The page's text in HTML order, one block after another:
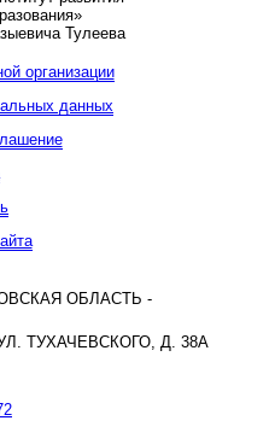
Тулеева
организации
данных
ОБЛАСТЬ -
ТУХАЧЕВСКОГО, Д. 38А